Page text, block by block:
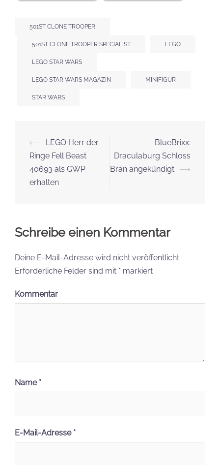
501ST CLONE TROOPER
501ST CLONE TROOPER SPECIALIST LEGO
LEGO STAR WARS
LEGO STAR WARS MAGAZIN MINIFIGUR
STAR WARS
Beitrags-
Navigation
⟵
LEGO Herr der
Ringe Fell Beast
40693 als GWP
erhalten
BlueBrixx:
Draculaburg Schloss
Bran angekündigt ⟶
Schreibe einen Kommentar
Deine E-Mail-Adresse wird nicht veröffentlicht.
Erforderliche Felder sind mit * markiert
Kommentar
Name *
E-Mail-Adresse *